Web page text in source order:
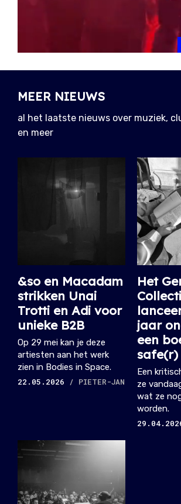
MEER NIEUWS
al het laatste nieuws over muziek,
en meer
&so en Macadam
strikken Unai
Trotti en Adi voor
unieke B2B
Op 29 mei kan je deze
artiesten aan het werk
zien in Bodies in Space.
22.05.2026
/ PIETER-JAN
Het
jaar
een
safe(r)
Een
ze
wat ze
worden.